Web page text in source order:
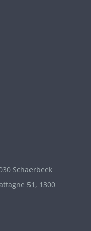
Schaerbeek
51, 1300